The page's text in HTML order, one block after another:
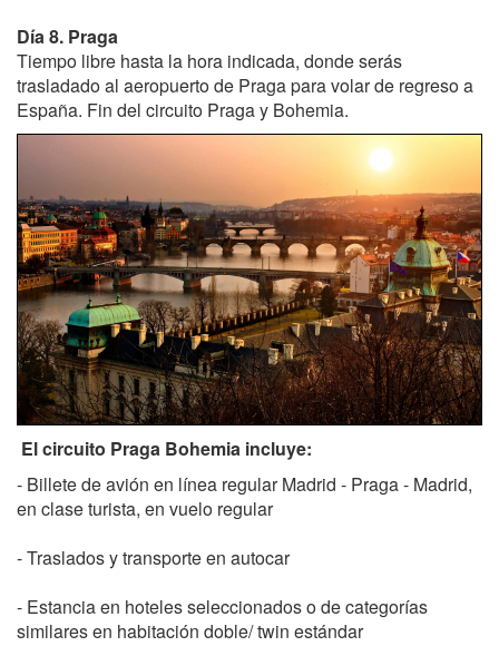
Día 8. Praga
Tiempo libre hasta la hora indicada, donde serás
trasladado al aeropuerto de Praga para volar de regreso a
España. Fin del circuito Praga y Bohemia.
El circuito Praga Bohemia incluye:
- Billete de avión en línea regular Madrid - Praga - Madrid,
en clase turista, en vuelo regular
- Traslados y transporte en autocar
- Estancia en hoteles seleccionados o de categorías
similares en habitación doble/ twin estándar